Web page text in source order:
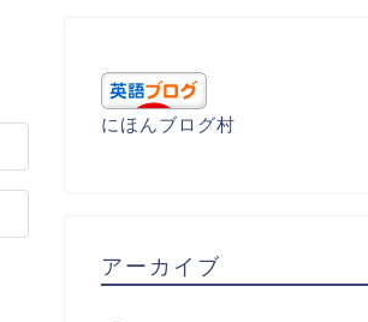
にほんブログ村
アーカイブ